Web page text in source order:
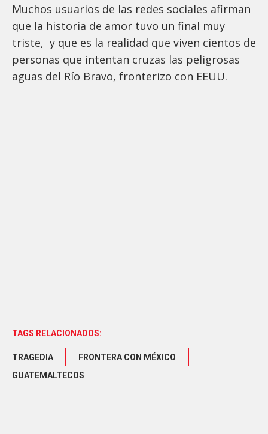
Muchos usuarios de las redes sociales afirman
que la historia de amor tuvo un final muy
triste, y que es la realidad que viven cientos de
personas que intentan cruzas las peligrosas
aguas del Río Bravo, fronterizo con EEUU.
TAGS RELACIONADOS:
TRAGEDIA
FRONTERA CON MÉXICO
GUATEMALTECOS